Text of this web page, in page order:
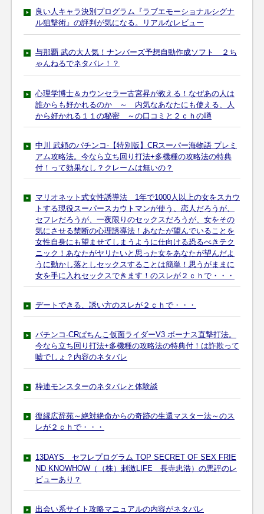
良い人キャラ決別プログラム『ラブエモーショナルシグナ
ル狙撃術』の評判が気になる。リアルなレビュー
与那覇 武の大人気！ナンバーズ予想自動作成ソフト ２ち
ゃんねるでネタバレ！？
心理学博士＆カウンセラー古宮昇が教える！なぜあの人は
誰からも好かれるのか ～ 内気なあなたにも使える、人
から好かれる１１の秘密 ～の口コミと２ｃｈの噂
中川 武頼のパチンコ-【特別版】CRスーパー海物語 プレミ
アム攻略法。今なら立ち回り打法+多機種の攻略法の特典
付！って効果なし？クレームは無いの？
マリオネット式女性誘導法 1年で1000人以上の女をスカウ
トする現役スーパースカウトマンが使う、恋人だろうが、
セフレだろうが、一夜限りのセックスだろうが、女をその
気にさせる禁断の心理誘導法！あなたが望んでいることを
女性自身にも望ませてしまうように仕向ける恐るべきテク
ニック！あなたがヤリたいと思った女をあなたが望んだよ
うに動かし落としセックスすることは簡単！思うがままに
女を手に入れセックスできます！のスレが２ｃｈで・・・
デートできる、誘い方のスレが２ｃｈで・・・
パチンコ-CRぱちんこ仮面ライダーV3 ボーナス直撃打法。
今なら立ち回り打法+多機種の攻略法の特典付！は詐欺って
嘘でしょ？内容のネタバレ
枠連モンスターのネタバレと体験談
復縁広辞苑～絶対絶命からの奇跡の生還マスター法～のス
レが２ｃｈで・・・
13DAYS セフレプログラム TOP SECRET OF SEX FRIE
ND KNOWHOW（（株）刺激LIFE 長寺忠浩）の悪評のレ
ビューあり？
出会い系サイト攻略マニュアルの内容がネタバレ